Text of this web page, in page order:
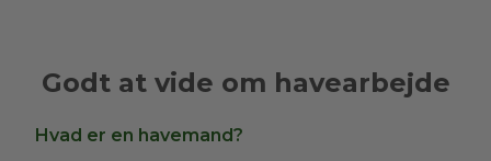
Godt at vide om havearbejde
Hvad er en havemand?